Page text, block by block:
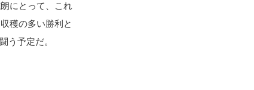
にとって、これ
穫の多い勝利と
う予定だ。